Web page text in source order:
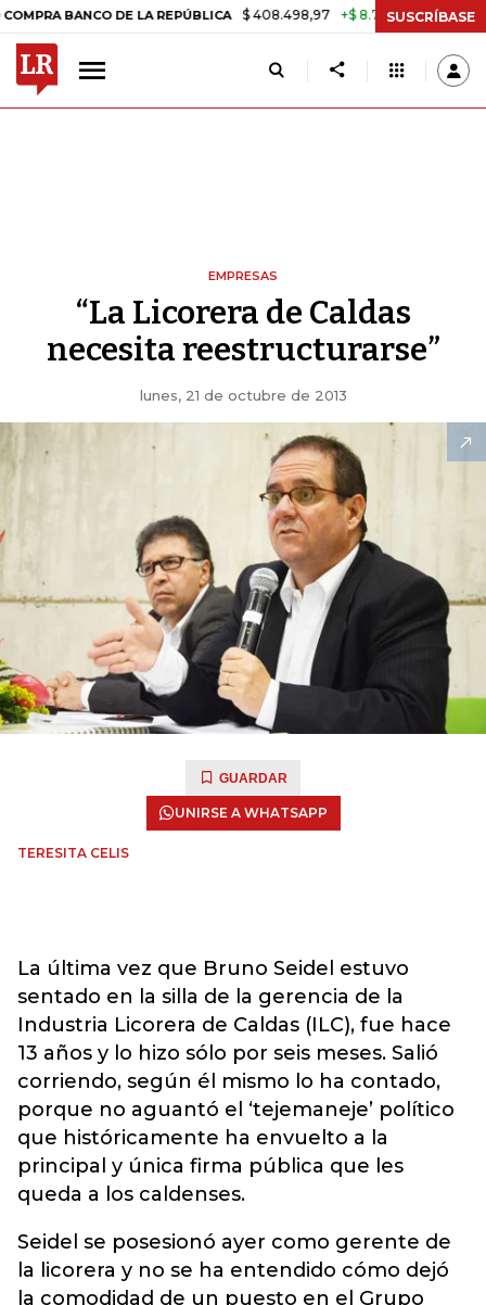
BANCO DE LA REPÚBLICA $ 408.498,97 +$ 8.753,81 +2,19% TASA
SUSCRÍBASE
EMPRESAS
“La Licorera de Caldas
necesita reestructurarse”
lunes, 21 de octubre de 2013
GUARDAR
UNIRSE A WHATSAPP
TERESITA CELIS
La última vez que Bruno Seidel estuvo
sentado en la silla de la gerencia de la
Industria Licorera de Caldas (ILC), fue hace
13 años y lo hizo sólo por seis meses. Salió
corriendo, según él mismo lo ha contado,
porque no aguantó el ‘tejemaneje’ político
que históricamente ha envuelto a la
principal y única firma pública que les
queda a los caldenses.
Seidel se posesionó ayer como gerente de
la licorera y no se ha entendido cómo dejó
la comodidad de un puesto en el Grupo